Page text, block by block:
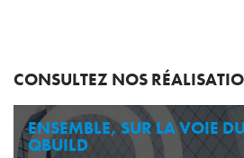
CONSULTEZ NOS
ENSEMBLE, SUR LA VOIE
QBUILD